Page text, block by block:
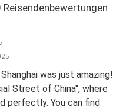
was just amazing!
Street of China", where
perfectly. You can find